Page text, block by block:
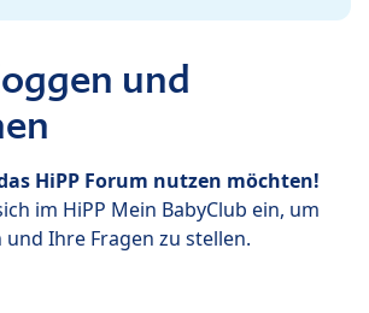
und
HiPP Forum nutzen möchten!
im HiPP Mein BabyClub ein, um
Ihre Fragen zu stellen.